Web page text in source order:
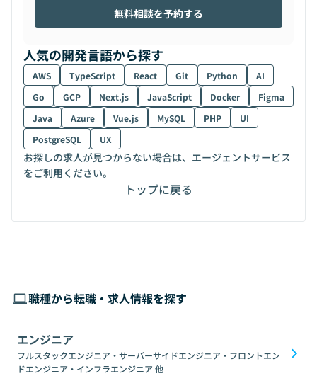
無料相談を予約する
人気の開発言語から探す
AWS TypeScript React Git Python
AI
Go
GCP Next.js JavaScript Docker
Figma
Java
Azure Vue.js MySQL PHP
UI
PostgreSQL
UX
お探しの求人が見つからない場合は、エージェントサービス
をご利用ください。
トップに戻る
職種から転職・求人情報を探す
エンジニア
フルスタックエンジニア・サーバーサイドエンジニア・フロントエン
ドエンジニア・インフラエンジニア 他